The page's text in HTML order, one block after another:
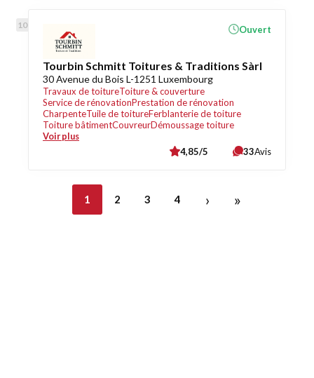
Tourbin Schmitt Toitures & Traditions Sàrl
30 Avenue du Bois L-1251 Luxembourg
Travaux de toitureToiture & couverture
Service de rénovationPrestation de rénovation
CharpenteTuile de toitureFerblanterie de toiture
Toiture bâtimentCouvreurDémoussage toiture
Voir plus
Ouvert
4,85/5 33Avis
1 2 3 4 › »